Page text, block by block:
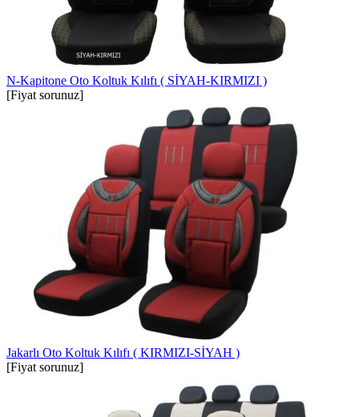
N-Kapitone Oto Koltuk Kılıfı ( SİYAH-KIRMIZI )
[Fiyat sorunuz]
Jakarlı Oto Koltuk Kılıfı ( KIRMIZI-SİYAH )
[Fiyat sorunuz]